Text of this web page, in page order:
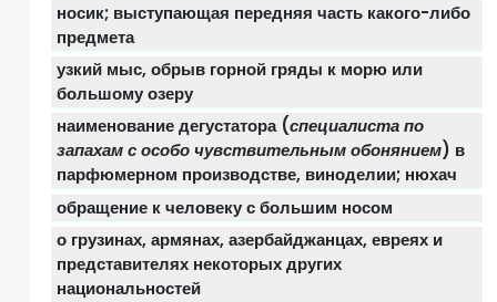
носик; выступающая передняя часть какого-либо
предмета
узкий мыс, обрыв горной гряды к морю или
большому озеру
наименование дегустатора (специалиста по
запахам с особо чувствительным обонянием) в
парфюмерном производстве, виноделии; нюхач
обращение к человеку с большим носом
о грузинах, армянах, азербайджанцах, евреях и
представителях некоторых других
национальностей